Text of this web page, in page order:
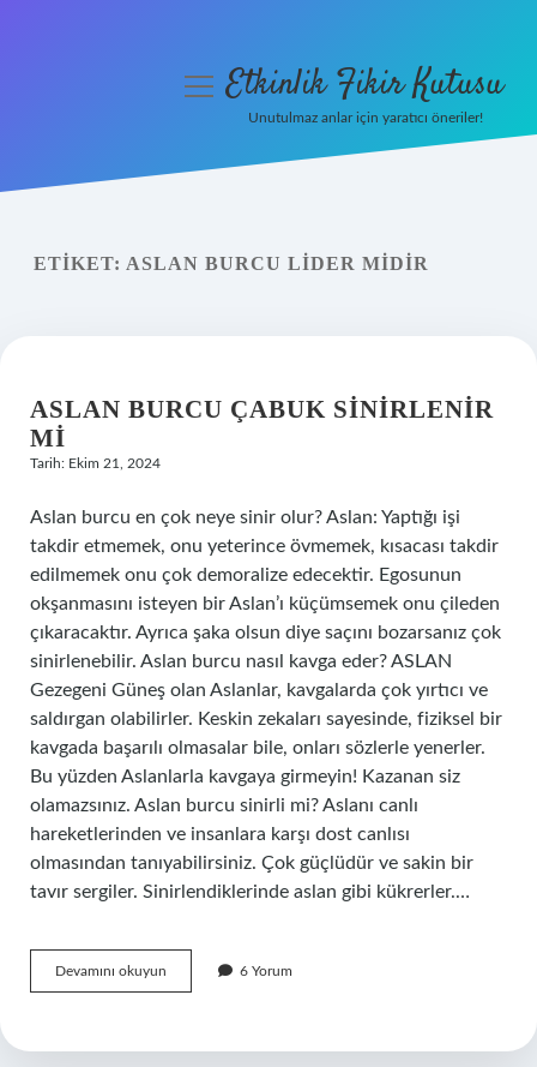
Yasal Uyarı
menüyüEtkinlik Fikir Kutusu
Unutulmaz anlar için yaratıcı öneriler!
ETIKET: ASLAN BURCU LIDER MIDIR
ASLAN BURCU ÇABUK SINIRLENIR
MI
Tarih: Ekim 21, 2024
Aslan burcu en çok neye sinir olur? Aslan: Yaptığı işi
takdir etmemek, onu yeterince övmemek, kısacası takdir
edilmemek onu çok demoralize edecektir. Egosunun
okşanmasını isteyen bir Aslan’ı küçümsemek onu çileden
çıkaracaktır. Ayrıca şaka olsun diye saçını bozarsanız çok
sinirlenebilir. Aslan burcu nasıl kavga eder? ASLAN
Gezegeni Güneş olan Aslanlar, kavgalarda çok yırtıcı ve
saldırgan olabilirler. Keskin zekaları sayesinde, fiziksel bir
kavgada başarılı olmasalar bile, onları sözlerle yenerler.
Bu yüzden Aslanlarla kavgaya girmeyin! Kazanan siz
olamazsınız. Aslan burcu sinirli mi? Aslanı canlı
hareketlerinden ve insanlara karşı dost canlısı
olmasından tanıyabilirsiniz. Çok güçlüdür ve sakin bir
tavır sergiler. Sinirlendiklerinde aslan gibi kükrerler.…
Devamını okuyun
Burcu
Mi
6 Yorum